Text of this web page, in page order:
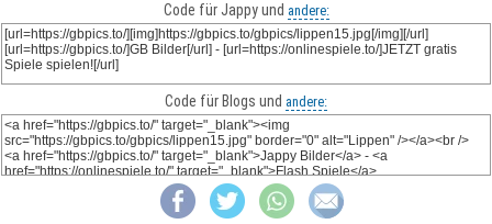
Code für Jappy und andere:
Code für Blogs und andere: